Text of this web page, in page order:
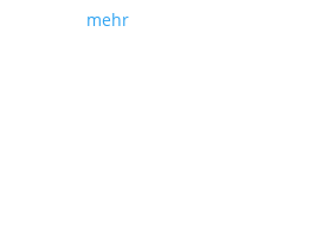
mehr